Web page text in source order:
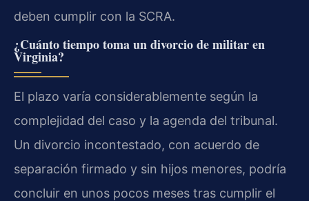
deben cumplir con la SCRA.
¿Cuánto tiempo toma un divorcio de militar en
Virginia?
El plazo varía considerablemente según la
complejidad del caso y la agenda del tribunal.
Un divorcio incontestado, con acuerdo de
separación firmado y sin hijos menores, podría
concluir en unos pocos meses tras cumplir el